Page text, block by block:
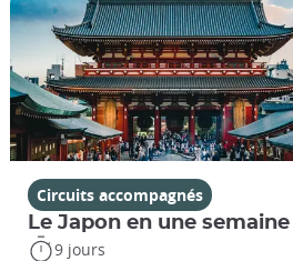
Circuits accompagnés
Le Japon en une semaine
9 jours